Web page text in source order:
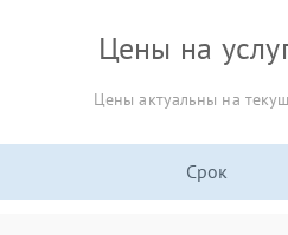
Цены на
Цены актуальны на
Срок